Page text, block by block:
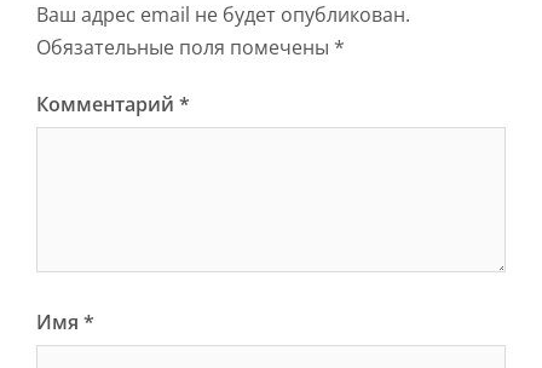
Ваш адрес email не будет опубликован.
Обязательные поля помечены *
Комментарий *
Имя *